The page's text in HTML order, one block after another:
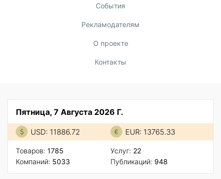
События
Рекламодателям
О проекте
Контакты
Пятница, 7 Августа 2026 Г.
USD: 11886.72 EUR: 13765.33
Товаров: 1785
Компаний: 5033
Услуг: 22
Публикаций: 948